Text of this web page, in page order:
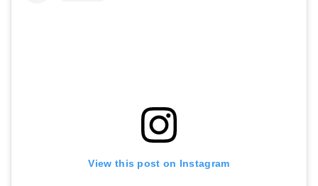
View this post on Instagram